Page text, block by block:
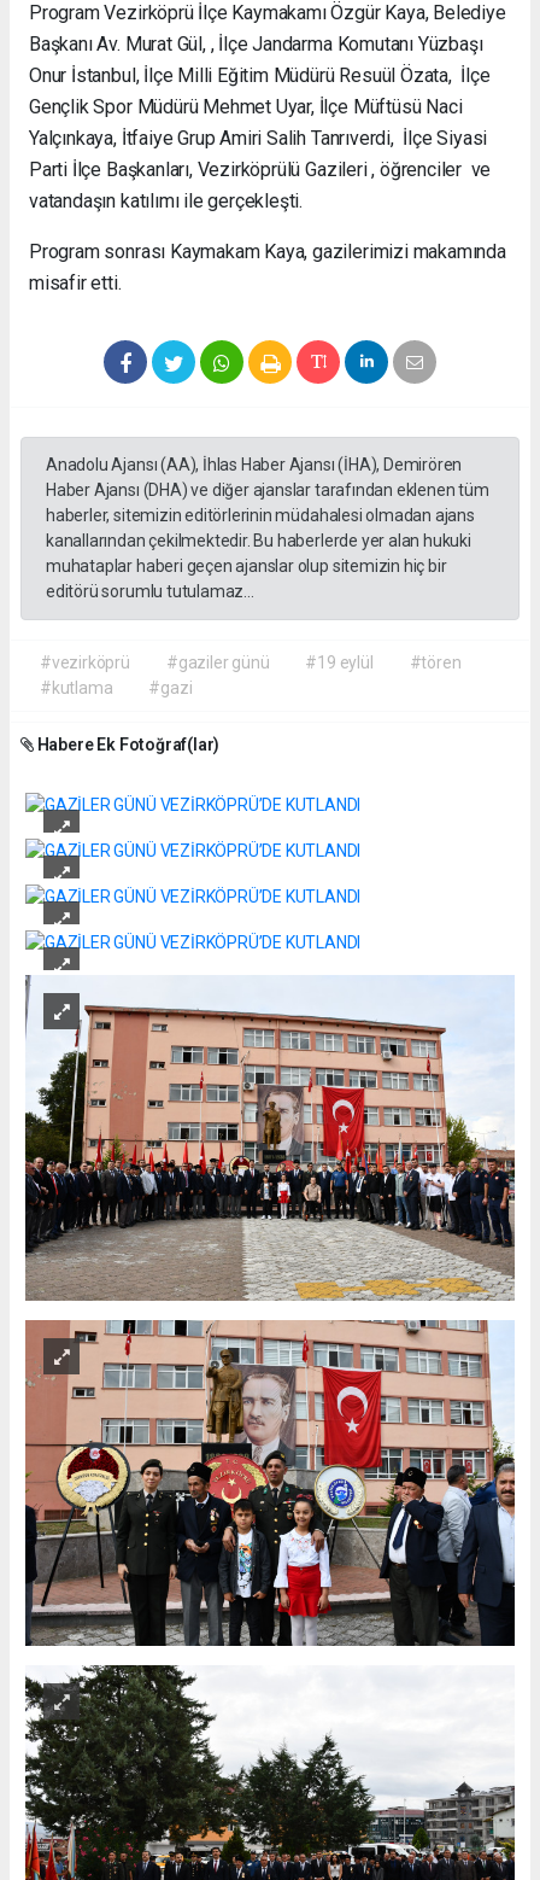
Program Vezirköprü İlçe Kaymakamı Özgür Kaya, Belediye
Başkanı Av. Murat Gül, , İlçe Jandarma Komutanı Yüzbaşı
Onur İstanbul, İlçe Milli Eğitim Müdürü Resuül Özata, İlçe
Gençlik Spor Müdürü Mehmet Uyar, İlçe Müftüsü Naci
Yalçınkaya, İtfaiye Grup Amiri Salih Tanrıverdi, İlçe Siyasi
Parti İlçe Başkanları, Vezirköprülü Gazileri , öğrenciler ve
vatandaşın katılımı ile gerçekleşti.
Program sonrası Kaymakam Kaya, gazilerimizi makamında
misafir etti.
Anadolu Ajansı (AA), İhlas Haber Ajansı (İHA), Demirören
Haber Ajansı (DHA) ve diğer ajanslar tarafından eklenen tüm
haberler, sitemizin editörlerinin müdahalesi olmadan ajans
kanallarından çekilmektedir. Bu haberlerde yer alan hukuki
muhataplar haberi geçen ajanslar olup sitemizin hiç bir
editörü sorumlu tutulamaz...
#vezirköprü #gaziler günü #19 eylül
#tören
#kutlama
#gazi
Habere Ek Fotoğraf(lar)